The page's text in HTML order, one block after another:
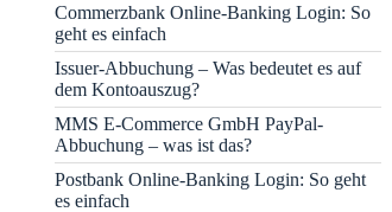
Commerzbank Online-Banking Login: So
geht es einfach
Issuer-Abbuchung – Was bedeutet es auf
dem Kontoauszug?
MMS E-Commerce GmbH PayPal-
Abbuchung – was ist das?
Postbank Online-Banking Login: So geht
es einfach